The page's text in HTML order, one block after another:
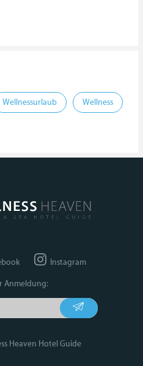
Wellnessurlaub Wellness
Instagram
Anmeldung:
Heaven Hotel Guide